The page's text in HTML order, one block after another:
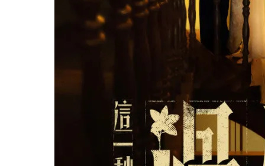
陸劇推薦2026｜必睇6. 問心2
陸劇推薦2026｜必睇7. 大生意人
陸劇推薦2026｜必睇8. 白日提燈
陸劇推薦2026｜必睇9. 玫瑰叢生
陸劇推薦2026｜必睇10. 狙擊蝴蝶 陳妍希、